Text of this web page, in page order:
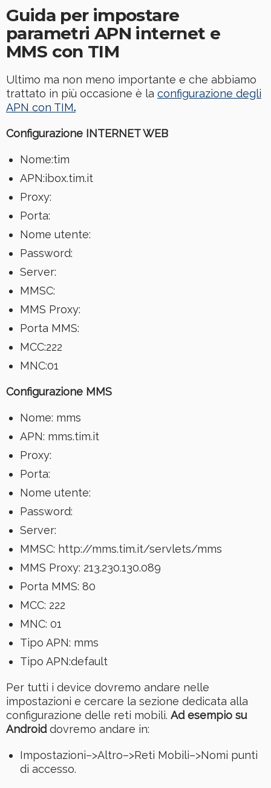
Guida per impostare
parametri APN internet e
MMS con TIM
Ultimo ma non meno importante e che abbiamo
trattato in più occasione è la configurazione degli
APN con TIM.
Configurazione INTERNET WEB
Nome:tim
APN:ibox.tim.it
Proxy:
Porta:
Nome utente:
Password:
Server:
MMSC:
MMS Proxy:
Porta MMS:
MCC:222
MNC:01
Configurazione MMS
Nome: mms
APN: mms.tim.it
Proxy:
Porta:
Nome utente:
Password:
Server:
MMSC: http://mms.tim.it/servlets/mms
MMS Proxy: 213.230.130.089
Porta MMS: 80
MCC: 222
MNC: 01
Tipo APN: mms
Tipo APN:default
Per tutti i device dovremo andare nelle
impostazioni e cercare la sezione dedicata alla
configurazione delle reti mobili. Ad esempio su
Androiddovremo andare in:
Impostazioni–>Altro–>Reti Mobili–>Nomi punti
di accesso.